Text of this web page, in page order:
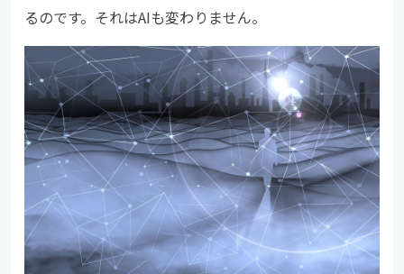
るのです。それはAIも変わりません。